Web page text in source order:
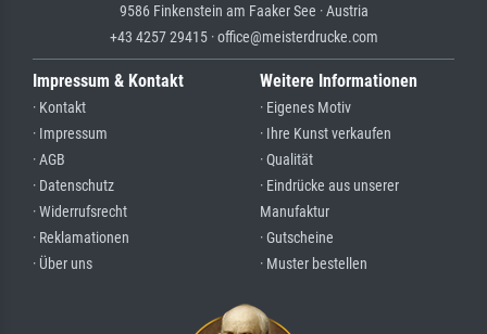
9586 Finkenstein am Faaker See · Austria
+43 4257 29415 · office@meisterdrucke.com
Impressum & Kontakt
· Kontakt
· Impressum
· AGB
· Datenschutz
· Widerrufsrecht
· Reklamationen
· Über uns
Weitere Informationen
· Eigenes Motiv
· Ihre Kunst verkaufen
· Qualität
· Eindrücke aus unserer
Manufaktur
· Gutscheine
· Muster bestellen